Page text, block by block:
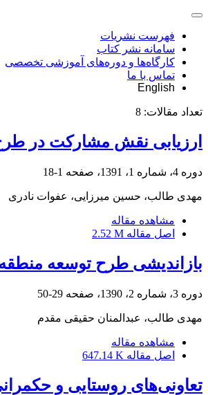
فهرست نشریات
سامانه نشر کتاب
کارگاه‌ها و دوره‌های آموزشی تخصصی
تماس با ما
English
تعداد مقالات: 8
ارزیابی نقش مشارکت در
دوره 4، شماره 1، 1391، صفحه 1-18
مهدی طالب، حسین میرزایی، عفوات نادری
مشاهده مقاله
اصل مقاله 2.52 M
بازاندیشی طرح توسعه
دوره 3، شماره 2، 1390، صفحه 29-50
مهدی طالب، عبدالمنان حقیقی مقدم
مشاهده مقاله
اصل مقاله 647.14 K
تعاونی‌های روستایی و